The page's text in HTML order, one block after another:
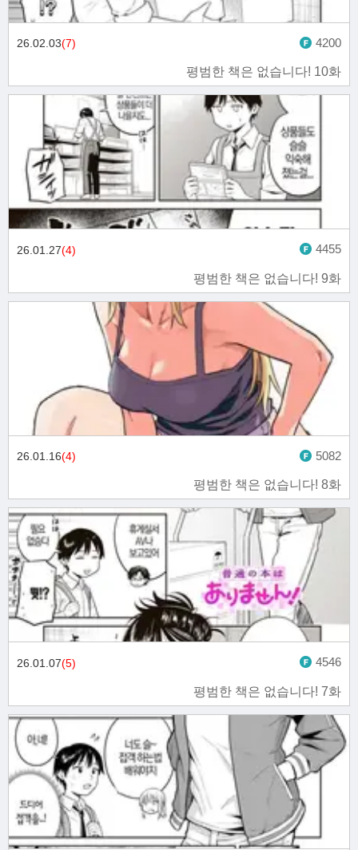
평범한 책은 없습니다! 10화
26.02.03(7) 4200
평범한 책은 없습니다! 9화
26.01.27(4) 4455
평범한 책은 없습니다! 8화
26.01.16(4) 5082
평범한 책은 없습니다! 7화
26.01.07(5) 4546